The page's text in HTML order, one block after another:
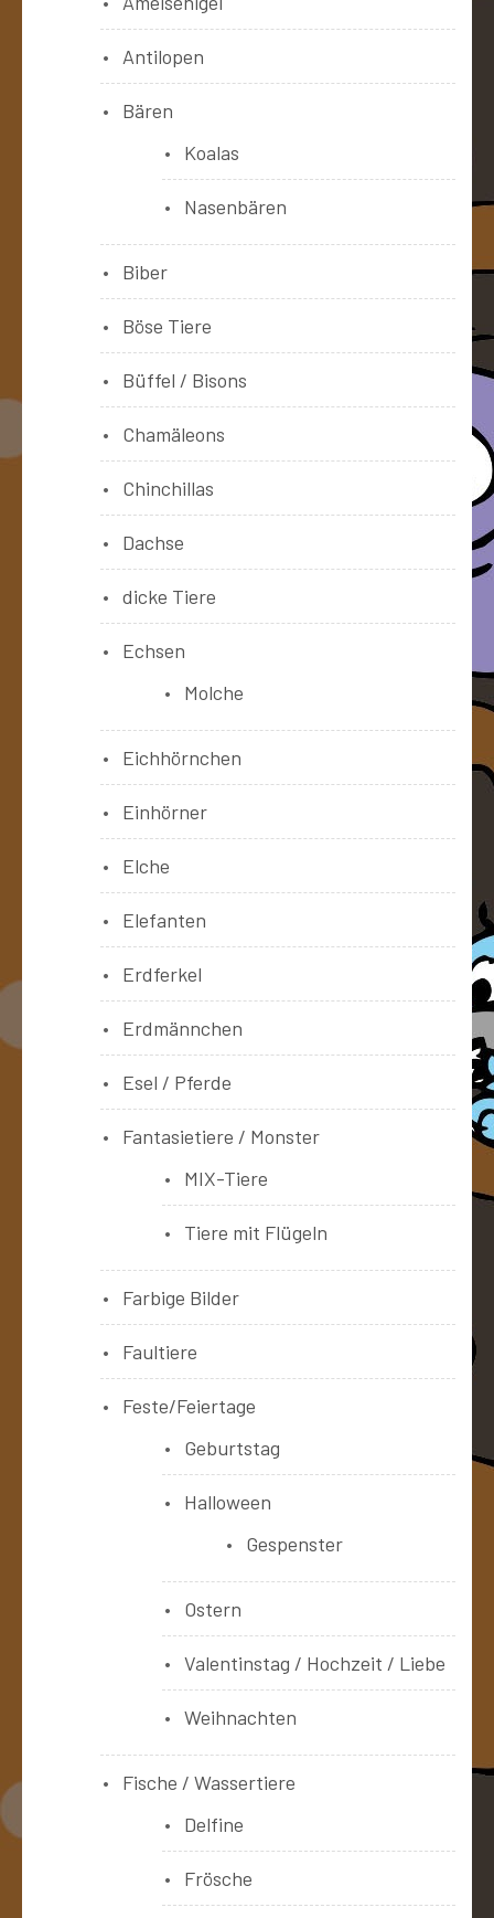
Antilopen
Bären
Koalas
Nasenbären
Biber
Böse Tiere
Büffel / Bisons
Chamäleons
Chinchillas
Dachse
dicke Tiere
Echsen
Molche
Eichhörnchen
Einhörner
Elche
Elefanten
Erdferkel
Erdmännchen
Esel / Pferde
Fantasietiere / Monster
MIX-Tiere
Tiere mit Flügeln
Farbige Bilder
Faultiere
Feste/Feiertage
Geburtstag
Halloween
Gespenster
Ostern
Valentinstag / Hochzeit / Liebe
Weihnachten
Fische / Wassertiere
Delfine
Frösche